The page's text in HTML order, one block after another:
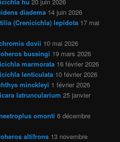
hu 20 juin 2026
diadema 14 juin 2026
(Crenicichla) lepidota 17 mai
dovii 10 mai 2026
bussingi 19 mars 2026
marmorata 16 février 2026
lenticulata 10 février 2026
minckleyi 1 février 2026
latruncularium 25 janvier
omonti 6 décembre
altifrons 13 novembre